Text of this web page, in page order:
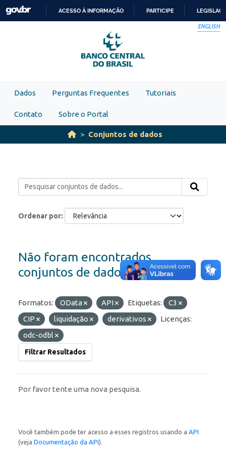
Skip to main content
PARA
O
CONTEÚDO
ACESSO À INFORMAÇÃO PARTICIPE
ENGLISH
Dados Perguntas Frequentes Tutoriais
Contato Sobre o Portal
Conjuntos de dados
Ordenar por
Não foram encontrados
conjuntos de dados
Formatos: OData API Etiquetas:
C3
CIP
liquidação derivativos
Licenças:
odc-odbl
Filtrar Resultados
Por favor tente uma nova pesquisa.
Você também pode ter acesso a esses registros usando a API
(veja Documentação da API).